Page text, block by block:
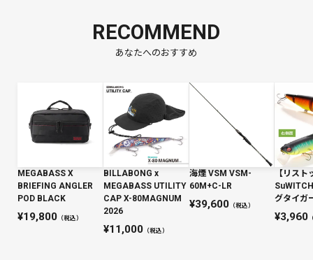
RECOMMEND
あなたへのおすすめ
MEGABASS X
BRIEFING ANGLER
POD BLACK
19,800 （税込）
BILLABONG x
MEGABASS UTILITY
CAP X-80MAGNUM
2026
11,000（税込）
海煙 VSM VSM-
60M+C-LR
39,600（税込）
【リスト
グタイガ
3,960